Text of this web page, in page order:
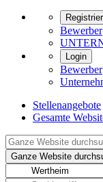
Bewerber
Login
Bewerber
Stellenangebote
Gesamte